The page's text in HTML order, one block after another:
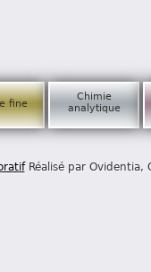
fine
Chimie
analytique
Réalisé par Ovidentia,